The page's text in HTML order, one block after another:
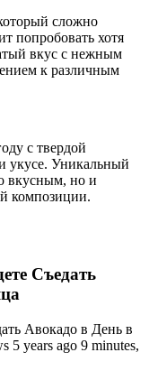
сложно
попробовать хотя
вкус с нежным
к различным
с твердой
укусе. Уникальный
вкусным, но и
композиции.
Съедать
Авокадо в День в
5 years ago 9 minutes,